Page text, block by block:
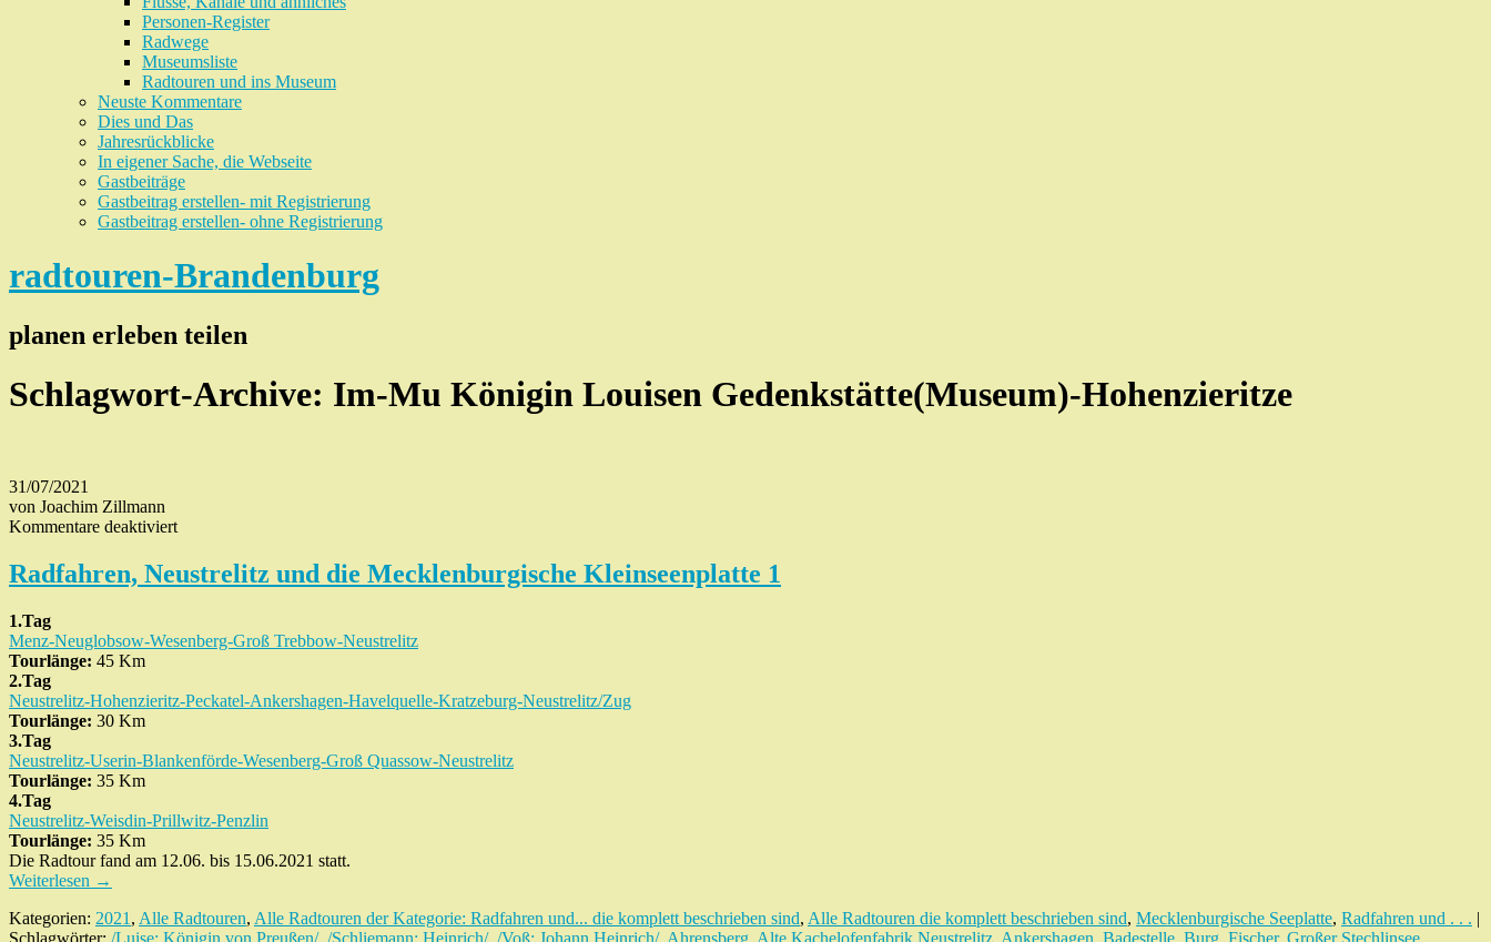
Personen-Register
Radwege
Museumsliste
Radtouren und ins Museum
Neuste Kommentare
Dies und Das
Jahresrückblicke
In eigener Sache, die Webseite
Gastbeiträge
Gastbeitrag erstellen- mit Registrierung
Gastbeitrag erstellen- ohne Registrierung
radtouren-Brandenburg
planen erleben teilen
Schlagwort-Archive: Im-Mu Königin Louisen Gedenkstätte(Museum)-Hohenzieritze
31/07/2021
von Joachim Zillmann
Kommentare deaktiviertfür
Neustrelitz
und
Kleinseenplatte
Radfahren, Neustrelitz und die Mecklenburgische Kleinseenplatte 1
1.Tag
Menz-Neuglobsow-Wesenberg-Groß Trebbow-Neustrelitz
Tourlänge: 45 Km
2.Tag
Neustrelitz-Hohenzieritz-Peckatel-Ankershagen-Havelquelle-Kratzeburg-Neustrelitz/Zug
Tourlänge: 30 Km
3.Tag
Neustrelitz-Userin-Blankenförde-Wesenberg-Groß Quassow-Neustrelitz
Tourlänge: 35 Km
4.Tag
Neustrelitz-Weisdin-Prillwitz-Penzlin
Tourlänge: 35 Km
Die Radtour fand am 12.06. bis 15.06.2021 statt.
Weiterlesen →
Kategorien: 2021 , Alle Radtouren, Alle Radtouren der Kategorie: Radfahren und... die komplett beschrieben sind, Alle Radtouren die komplett beschrieben sind, Mecklenburgische Seeplatte, Radfahren und . . . |
Schlagwörter: /Luise; Königin von Preußen/, /Schliemann; Heinrich/, /Voß; Johann Heinrich/, Ahrensberg Alte Kachelofenfabrik Neustrelitz Ankershagen Badestelle Burg Fischer, Großer Stechlinsee